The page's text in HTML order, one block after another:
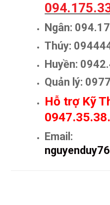
Ngân:
Thúy:
Huyền:
Quản lý:
Hỗ trợ Kỹ
Email: